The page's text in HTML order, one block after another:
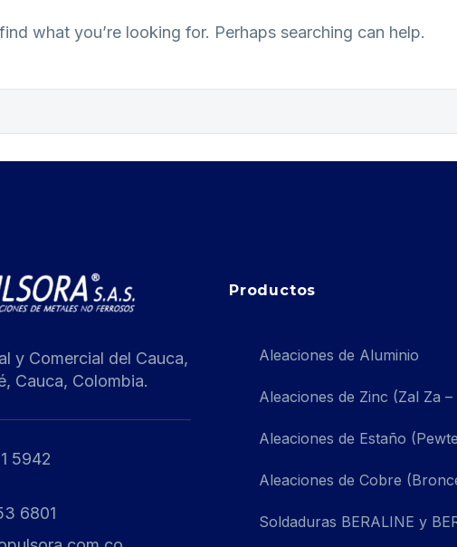
what you’re looking for. Perhaps searching can help.
y Comercial del Cauca,
Cauca, Colombia.
5942
6801
Productos
Aleaciones de Aluminio
Aleaciones de Zinc (Zal Za –
Aleaciones de Estaño
Aleaciones de Cobre
Soldaduras BERALINE y